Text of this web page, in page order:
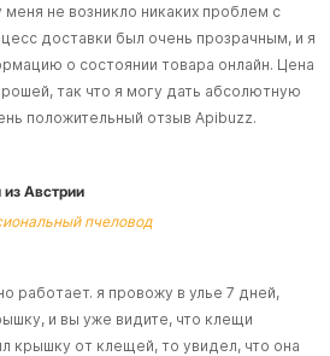
меня не возникло никаких проблем с
доставки был очень прозрачным, и я
о состоянии товара онлайн. Цена
так что я могу дать абсолютную
положительный отзыв Apibuzz.
Австрии
пчеловод
работает. я провожу в улье 7 дней,
и вы уже видите, что клещи
крышку от клещей, то увидел, что она